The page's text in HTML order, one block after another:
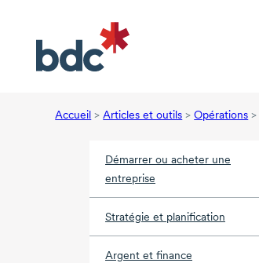
Accueil > Articles et outils > Opérations >
Démarrer ou acheter une
entreprise
Stratégie et planification
Argent et finance